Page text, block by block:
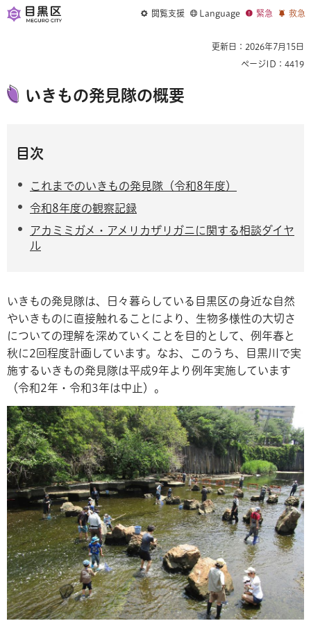
閲覧支援 Language 緊急 救急
更新日：2026年7月15日
ページID：4419
いきもの発見隊の概要
目次
これまでのいきもの発見隊（令和8年度）
令和8年度の観察記録
アカミミガメ・アメリカザリガニに関する相談ダイヤ
ル
いきもの発見隊は、日々暮らしている目黒区の身近な自然
やいきものに直接触れることにより、生物多様性の大切さ
についての理解を深めていくことを目的として、例年春と
秋に2回程度計画しています。なお、このうち、目黒川で実
施するいきもの発見隊は平成9年より例年実施しています
（令和2年・令和3年は中止）。